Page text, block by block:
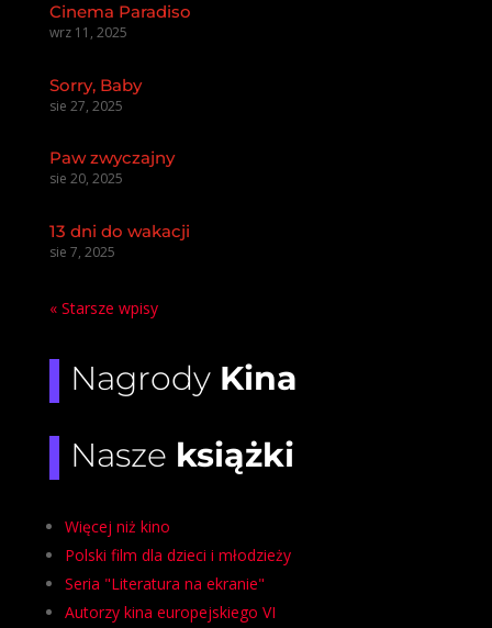
Cinema Paradiso
wrz 11, 2025
Sorry, Baby
sie 27, 2025
Paw zwyczajny
sie 20, 2025
13 dni do wakacji
sie 7, 2025
« Starsze wpisy
NagrodyKina
Nasze książki
Więcej niż kino
Polski film dla dzieci i młodzieży
Seria "Literatura na ekranie"
Autorzy kina europejskiego VI